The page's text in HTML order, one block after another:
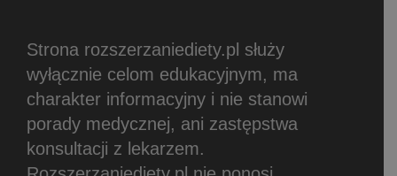
Strona rozszerzaniediety.pl służy
wyłącznie celom edukacyjnym, ma
charakter informacyjny i nie stanowi
porady medycznej, ani zastępstwa
konsultacji z lekarzem.